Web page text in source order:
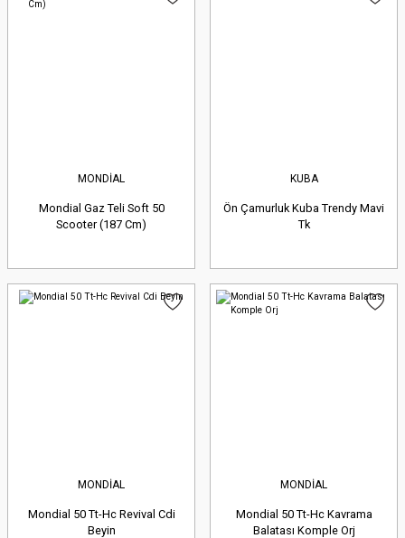
MONDİAL
Mondial Gaz Teli Soft 50
Scooter (187 Cm)
KUBA
Ön Çamurluk Kuba Trendy Mavi
Tk
MONDİAL
Mondial 50 Tt-Hc Revival Cdi
Beyin
MONDİAL
Mondial 50 Tt-Hc Kavrama
Balatası Komple Orj